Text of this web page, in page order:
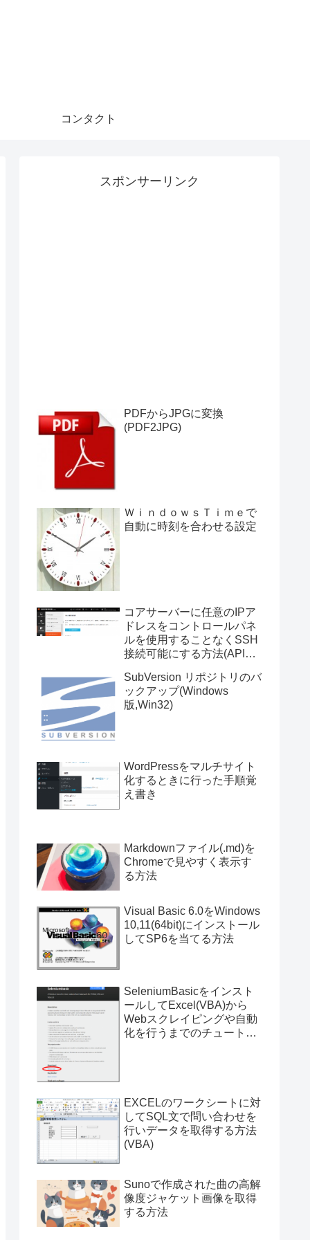
コンタクト
スポンサーリンク
PDFからJPGに変換
(PDF2JPG)
ＷｉｎｄｏｗｓＴｉｍｅで
自動に時刻を合わせる設定
コアサーバーに任意のIPア
ドレスをコントロールパネ
ルを使用することなくSSH
接続可能にする方法(API使
SubVersion リポジトリのバ
ックアップ(Windows
版,Win32)
WordPressをマルチサイト
化するときに行った手順覚
え書き
Markdownファイル(.md)を
Chromeで見やすく表示す
る方法
Visual Basic 6.0をWindows
10,11(64bit)にインストール
してSP6を当てる方法
SeleniumBasicをインスト
ールしてExcel(VBA)から
Webスクレイピングや自動
化を行うまでのチュートリ
EXCELのワークシートに対
してSQL文で問い合わせを
行いデータを取得する方法
(VBA)
Sunoで作成された曲の高解
像度ジャケット画像を取得
する方法